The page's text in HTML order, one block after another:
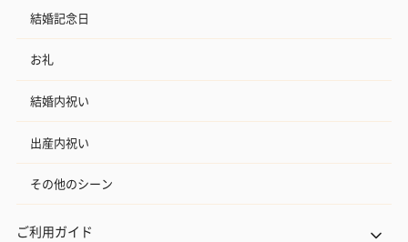
結婚記念日
お礼
結婚内祝い
出産内祝い
その他のシーン
ご利用ガイド